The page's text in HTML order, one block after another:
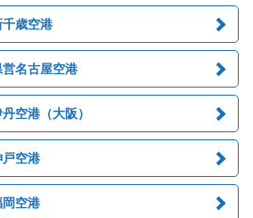
千歳空港
営名古屋空港
空港（大阪）
戸空港
岡空港